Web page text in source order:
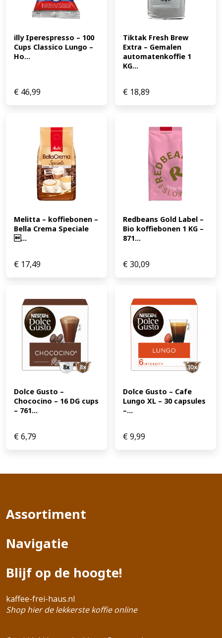
illy Iperespresso – 100
Cups Classico Lungo –
Ho...
€ 46,99
Tiktak Fresh Brew
Extra – Gemalen
automatenkoffie 1
KG...
€ 18,89
Melitta – koffiebonen –
Bella Crema Speciale
...
€ 17,49
Redbeans Gold Label –
Bio koffiebonen 1 KG –
871...
€30,09
Dolce Gusto –
Chococino – 16 DG cups
– 761...
€6,79
Dolce Gusto – Cafe
Lungo XL – 30 capsules
–...
€9,99
Assortiment
Navigatie
Blijf op de hoogte!
kaffee-frei-haus.nl
Shop hier de lekkerste koffie online